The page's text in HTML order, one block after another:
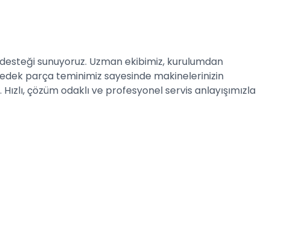
sunuyoruz. Uzman ekibimiz, kurulumdan
parça teminimiz sayesinde makinelerinizin
çözüm odaklı ve profesyonel servis anlayışımızla